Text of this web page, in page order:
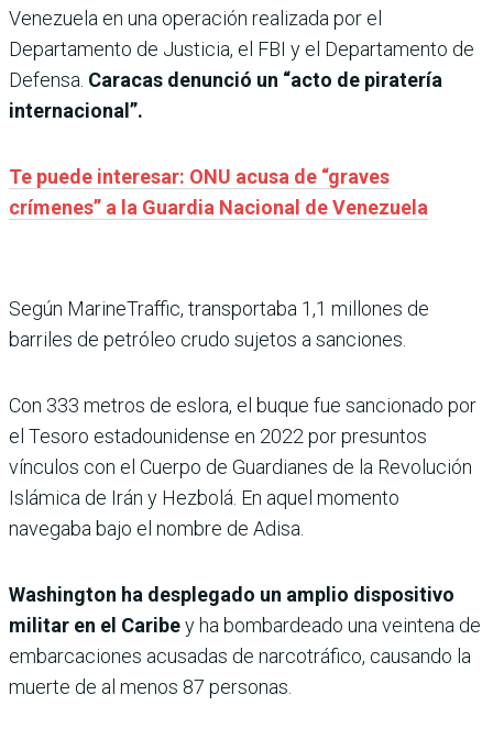
Venezuela en una operación realizada por el
Departamento de Justicia, el FBI y el Departamento de
Defensa. Caracas denunció un “acto de piratería
internacional”.
Te puede interesar: ONU acusa de “graves
crímenes” a la Guardia Nacional de Venezuela
Según MarineTraffic, transportaba 1,1 millones de
barriles de petróleo crudo sujetos a sanciones.
Con 333 metros de eslora, el buque fue sancionado por
el Tesoro estadounidense en 2022 por presuntos
vínculos con el Cuerpo de Guardianes de la Revolución
Islámica de Irán y Hezbolá. En aquel momento
navegaba bajo el nombre de Adisa.
Washington ha desplegado un amplio dispositivo
militar en el Caribey ha bombardeado una veintena de
embarcaciones acusadas de narcotráfico, causando la
muerte de al menos 87 personas.